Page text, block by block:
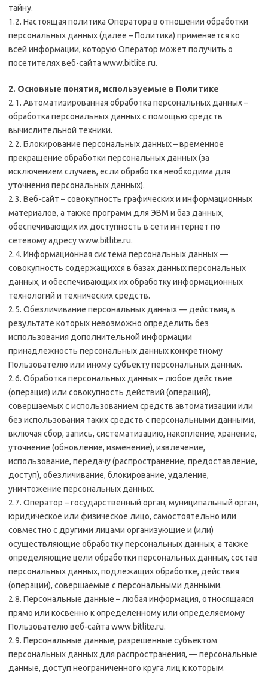
тайну.
1.2. Настоящая политика Оператора в отношении обработки
персональных данных (далее – Политика) применяется ко
всей информации, которую Оператор может получить о
посетителях веб-сайта www.bitlite.ru.
2. Основные понятия, используемые в Политике
2.1. Автоматизированная обработка персональных данных –
обработка персональных данных с помощью средств
вычислительной техники.
2.2. Блокирование персональных данных – временное
прекращение обработки персональных данных (за
исключением случаев, если обработка необходима для
уточнения персональных данных).
2.3. Веб-сайт – совокупность графических и информационных
материалов, а также программ для ЭВМ и баз данных,
обеспечивающих их доступность в сети интернет по
сетевому адресу www.bitlite.ru.
2.4. Информационная система персональных данных —
совокупность содержащихся в базах данных персональных
данных, и обеспечивающих их обработку информационных
технологий и технических средств.
2.5. Обезличивание персональных данных — действия, в
результате которых невозможно определить без
использования дополнительной информации
принадлежность персональных данных конкретному
Пользователю или иному субъекту персональных данных.
2.6. Обработка персональных данных – любое действие
(операция) или совокупность действий (операций),
совершаемых с использованием средств автоматизации или
без использования таких средств с персональными данными,
включая сбор, запись, систематизацию, накопление, хранение,
уточнение (обновление, изменение), извлечение,
использование, передачу (распространение, предоставление,
доступ), обезличивание, блокирование, удаление,
уничтожение персональных данных.
2.7. Оператор – государственный орган, муниципальный орган,
юридическое или физическое лицо, самостоятельно или
совместно с другими лицами организующие и (или)
осуществляющие обработку персональных данных, а также
определяющие цели обработки персональных данных, состав
персональных данных, подлежащих обработке, действия
(операции), совершаемые с персональными данными.
2.8. Персональные данные – любая информация, относящаяся
прямо или косвенно к определенному или определяемому
Пользователю веб-сайта www.bitlite.ru.
2.9. Персональные данные, разрешенные субъектом
персональных данных для распространения, — персональные
данные, доступ неограниченного круга лиц к которым